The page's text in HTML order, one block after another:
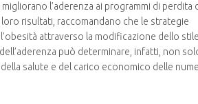
l’aderenza ai programmi di perdita
risultati, raccomandano che le strategie
attraverso la modificazione dello
può determinare, infatti, non
salute e del carico economico delle